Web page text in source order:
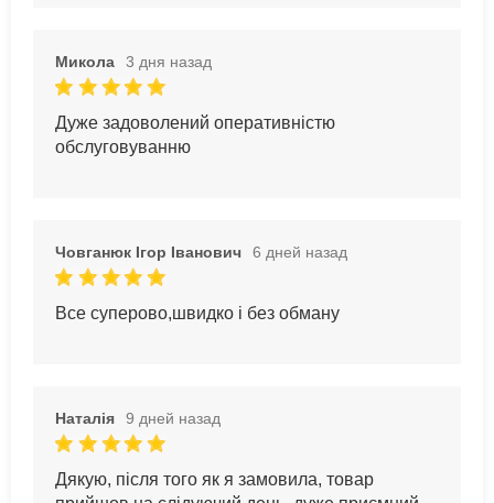
Микола 3 дня назад
Дуже задоволений оперативністю
обслуговуванню
Човганюк Ігор Іванович 6 дней назад
Все суперово,швидко і без обману
Наталія 9 дней назад
Дякую, після того як я замовила, товар